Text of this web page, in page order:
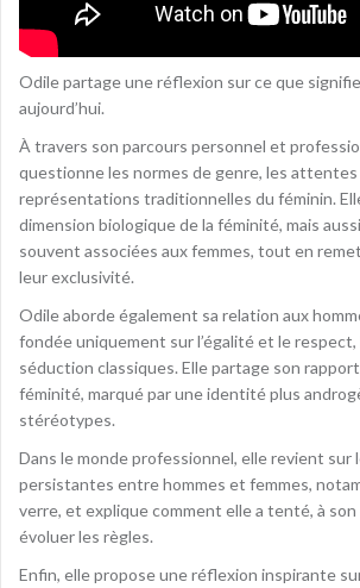
Odile partage une réflexion sur ce que
aujourd’hui.
À travers son parcours personnel et
questionne les normes de genre, les attentes
représentations traditionnelles du féminin.
dimension biologique de la féminité, mais
souvent associées aux femmes, tout en
leur exclusivité.
Odile aborde également sa relation aux
fondée uniquement sur l’égalité et le
séduction classiques. Elle partage son
féminité, marqué par une identité plus
stéréotypes.
Dans le monde professionnel, elle revient sur
persistantes entre hommes et femmes,
verre, et explique comment elle a tenté, à
évoluer les règles.
Enfin, elle propose une réflexion inspirante